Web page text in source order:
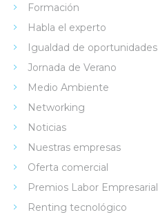
Formación
Habla el experto
Igualdad de oportunidades
Jornada de Verano
Medio Ambiente
Networking
Noticias
Nuestras empresas
Oferta comercial
Premios Labor Empresarial
Renting tecnológico